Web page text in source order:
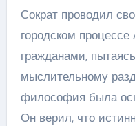
Сократ проводил
городском
гражданами,
мыслительному
философия была
Он верил, что